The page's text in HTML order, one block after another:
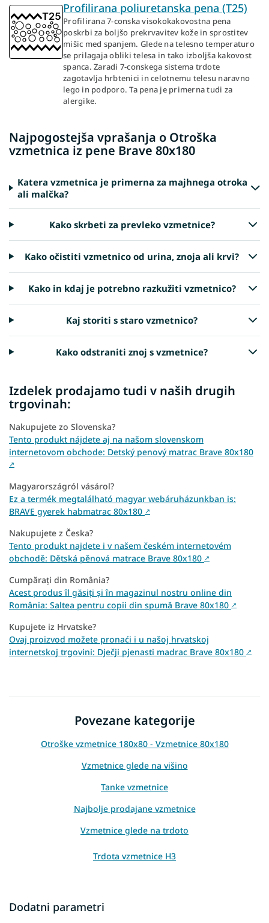
Profilirana poliuretanska pena (T25)
Profilirana 7-conska visokokakovostna pena
poskrbi za boljšo prekrvavitev kože in sprostitev
mišic med spanjem. Glede na telesno temperaturo
se prilagaja obliki telesa in tako izboljša kakovost
spanca. Zaradi 7-conskega sistema trdote
zagotavlja hrbtenici in celotnemu telesu naravno
lego in podporo. Ta pena je primerna tudi za
alergike.
Najpogostejša vprašanja o Otroška
vzmetnica iz pene Brave 80x180
Katera vzmetnica je primerna za majhnega otroka
ali malčka?
Kako skrbeti za prevleko vzmetnice?
Kako očistiti vzmetnico od urina, znoja ali krvi?
Kako in kdaj je potrebno razkužiti vzmetnico?
Kaj storiti s staro vzmetnico?
Kako odstraniti znoj s vzmetnice?
Izdelek prodajamo tudi v naših drugih
trgovinah:
Nakupujete zo Slovenska?
Tento produkt nájdete aj na našom slovenskom
internetovom obchode: Detský penový matrac Brave 80x180
↗
Magyarországról vásárol?
Ez a termék megtalálható magyar webáruházunkban is:
BRAVE gyerek habmatrac 80x180 ↗
Nakupujete z Česka?
Tento produkt najdete i v našem českém internetovém
obchodě: Dětská pěnová matrace Brave 80x180 ↗
Cumpărați din România?
Acest produs îl găsiți și în magazinul nostru online din
România: Saltea pentru copii din spumă Brave 80x180 ↗
Kupujete iz Hrvatske?
Ovaj proizvod možete pronaći i u našoj hrvatskoj
internetskoj trgovini: Dječji pjenasti madrac Brave 80x180 ↗
Povezane kategorije
Otroške vzmetnice 180x80 - Vzmetnice 80x180
Vzmetnice glede na višino
Tanke vzmetnice
Najbolje prodajane vzmetnice
Vzmetnice glede na trdoto
Trdota vzmetnice H3
Dodatni parametri